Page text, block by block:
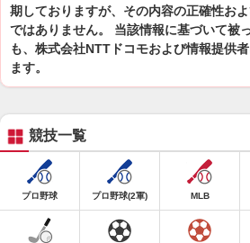
期しておりますが、その内容の正確性お
ではありません。 当該情報に基づいて被
も、株式会社NTTドコモおよび情報提供
ます。
競技一覧
プロ野球 プロ野球(2軍) MLB